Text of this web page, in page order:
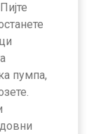
пумпа,